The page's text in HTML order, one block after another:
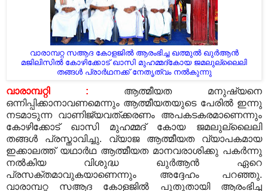
വാരാമ്പറ്റ സആദ കോളജില്‍ ആരംഭിച്ച ഖത്മുല്‍ ഖുര്‍ആന്‍
മജിലിസില്‍ കോഴിക്കോട് ഖാസി മുഹമ്മദ്‌കോയ ജമലുല്ലൈലി
തങ്ങള്‍ പ്രാര്‍ഥനക്ക് നേതൃത്വം നല്‍കുന്നു
വാരാമ്പറ്റി : ആത്മീയത മനുഷ്യനെ
ഒന്നിപ്പിക്കാനാവണമെന്നും ആത്മീയതയുടെ പേരില്‍ ഇന്നു
നടമാടുന്ന വാണിജ്യവത്ക്കരണം അപകടകരമാണെന്നും
കോഴിക്കോട് ഖാസി മുഹമ്മദ് കോയ ജമലുല്ലൈലി
തങ്ങള്‍ പ്രസ്താവിച്ചു. വ്യാജ ആത്മീയത വ്യാപകമായ
ഇക്കാലത്ത് യഥാര്‍ഥ ആത്മീയത മാനവരാശിക്കു പകര്‍ന്നു
നല്‍കിയ വിശുദ്ധ ഖുര്‍ആന്‍ ഏറെ
പ്രസക്തമാവുകയാണെന്നും അദ്ദേഹം പറഞ്ഞു.
വാരാമ്പറ്റ സആദ കോളജില്‍ പുതുതായി ആരംഭിച്ച